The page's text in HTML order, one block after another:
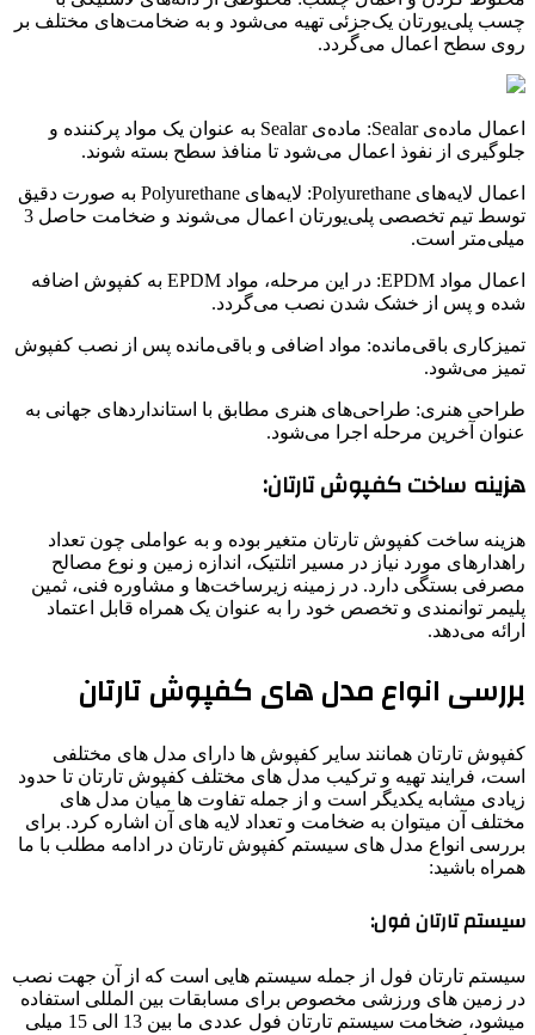
چسب پلی‌یورتان یک‌جزئی تهیه می‌شود و به ضخامت‌های مختلف بر
روی سطح اعمال می‌گردد.
اعمال ماده‌ی Sealar: ماده‌ی Sealar به عنوان یک مواد پرکننده و
جلوگیری از نفوذ اعمال می‌شود تا منافذ سطح بسته شوند.
اعمال لایه‌های Polyurethane: لایه‌های Polyurethane به صورت دقیق
توسط تیم تخصصی پلی‌یورتان اعمال می‌شوند و ضخامت حاصل 3
میلی‌متر است.
اعمال مواد EPDM: در این مرحله، مواد EPDM به کفپوش اضافه
شده و پس از خشک شدن نصب می‌گردد.
تمیزکاری باقی‌مانده: مواد اضافی و باقی‌مانده پس از نصب کفپوش
تمیز می‌شود.
طراحی هنری: طراحی‌های هنری مطابق با استانداردهای جهانی به
عنوان آخرین مرحله اجرا می‌شود.
هزینه ساخت کفپوش تارتان:
هزینه ساخت کفپوش تارتان متغیر بوده و به عواملی چون تعداد
راهدارهای مورد نیاز در مسیر اتلتیک، اندازه زمین و نوع مصالح
مصرفی بستگی دارد. در زمینه زیرساخت‌ها و مشاوره فنی، ثمین
پلیمر توانمندی و تخصص خود را به عنوان یک همراه قابل اعتماد
ارائه می‌دهد.
بررسی انواع مدل های کفپوش تارتان
کفپوش تارتان همانند سایر کفپوش ها دارای مدل های مختلفی
است، فرایند تهیه و ترکیب مدل های مختلف کفپوش تارتان تا حدود
زیادی مشابه یکدیگر است و از جمله تفاوت ها میان مدل های
مختلف آن میتوان به ضخامت و تعداد لایه های آن اشاره کرد. برای
بررسی انواع مدل های سیستم کفپوش تارتان در ادامه مطلب با ما
همراه باشید:
سیستم تارتان فول:
سیستم تارتان فول از جمله سیستم هایی است که از آن جهت نصب
در زمین های ورزشی مخصوص برای مسابقات بین المللی استفاده
میشود، ضخامت سیستم تارتان فول عددی ما بین 13 الی 15 میلی